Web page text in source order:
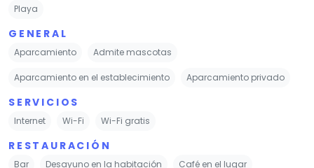
Playa
GENERAL
Aparcamiento Admite mascotas
Aparcamiento en el establecimiento Aparcamiento privado
SERVICIOS
Internet Wi-Fi Wi-Fi gratis
RESTAURACIÓN
Bar Desayuno en la habitación Café en el lugar